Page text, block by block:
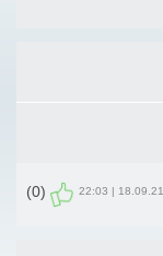
18.09.21 | 22:03
(0)